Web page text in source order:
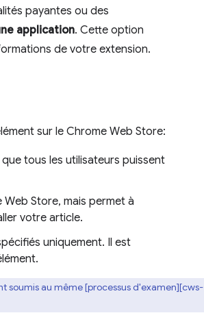
payantes ou des
application. Cette option
de votre extension.
sur le Chrome Web Store:
tous les utilisateurs puissent
Store, mais permet à
votre article.
uniquement. Il est
soumis au même [processus d'examen][cws-